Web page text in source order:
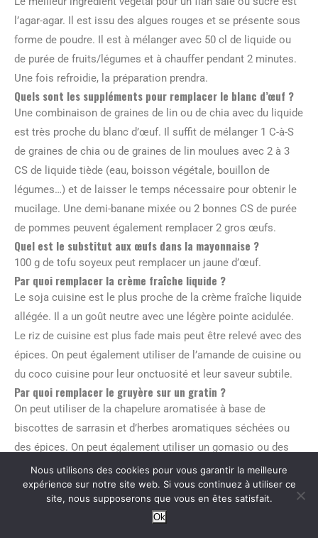
l’agar-agar. Il est issu des algues rouges et se présente sous
forme de poudre. Il est à mélanger avec 50 cl de liquide ou
de purée de fruits/légumes et à chauffer pendant 2 minutes.
Une fois refroidie, la préparation prendra.
Quels sont les suppléments pour remplacer le blanc d’œuf ?
Une combinaison de graines de lin ou de chia avec du liquide
est très proche du blanc d’œuf. Il suffit de mélanger 1 C-à-S
de graines de chia ou de graines de lin moulues avec 2 à 3
CS de liquide tiède (eau, boisson végétale, bouillon de
légumes…) et de laisser le temps nécessaire pour obtenir le
mucilage. Une demi-banane mixée ou 2 bonnes CS de purée
de pommes peuvent également remplacer 2 gros œufs.
Quel est le substitut aux œufs dans la mayonnaise ?
100 g de tofu soyeux peut remplacer un jaune d’œuf.
Par quoi remplacer la crème fraîche liquide ?
Le soja cuisine est le plus proche de la crème fraîche liquide
allégée. Il a un goût neutre avec une légère pointe acidulée.
Le riz de cuisine est plus fade mais peut être relevé avec des
épices. On peut également utiliser de l’amande de cuisine ou
du coco cuisine pour leur onctuosité et leur saveur subtile.
Par quoi remplacer le gruyère sur un gratin ?
On peut utiliser de la chapelure aromatisée à base de
biscottes de sarrasin et d’herbes aromatiques séchées ou
des épices. On peut également utiliser un gomasio ou des
flocons et oléagineux.
Par quoi remplacer le beurre ?
L’huile de coco est intéressante pour ses apports en
triglycérides à chaîne moyenne et ne fond pas à température
Nous utilisons des cookies pour vous garantir la meilleure
expérience sur notre site web. Si vous continuez à utiliser ce
site, nous supposerons que vous en êtes satisfait.
Ok